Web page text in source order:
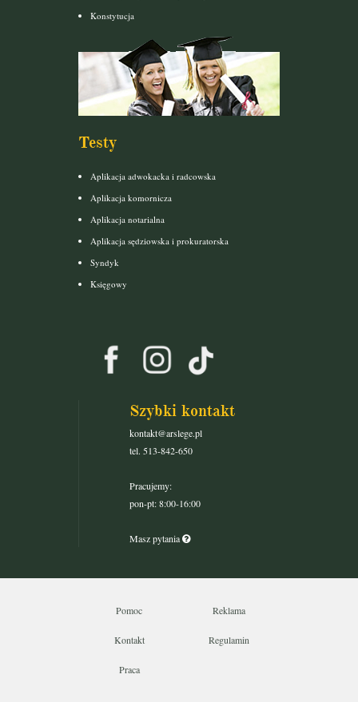
Konstytucja
Testy
Aplikacja adwokacka i radcowska
Aplikacja komornicza
Aplikacja notarialna
Aplikacja sędziowska i prokuratorska
Syndyk
Księgowy
Szybki kontakt
kontakt@arslege.pl
tel. 513-842-650
Pracujemy:
pon-pt: 8:00-16:00
Masz pytania
Pomoc Reklama
Kontakt Regulamin
Praca